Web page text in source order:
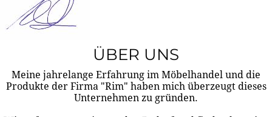
ÜBER UNS
Meine jahrelange Erfahrung im Möbelhandel und die
Produkte der Firma "Rim" haben mich überzeugt dieses
Unternehmen zu gründen.